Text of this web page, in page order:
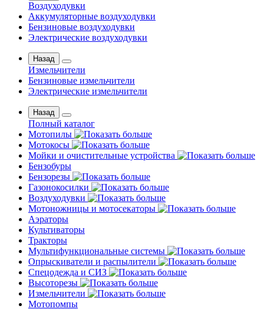
Воздуходувки
Аккумуляторные воздуходувки
Бензиновые воздуходувки
Электрические воздуходувки
Назад
Измельчители
Бензиновые измельчители
Электрические измельчители
Назад
Полный каталог
Мотопилы
Мотокосы
Мойки и очистительные устройства
Бензобуры
Бензорезы
Газонокосилки
Воздуходувки
Мотоножницы и мотосекаторы
Аэраторы
Культиваторы
Тракторы
Мультифункциональные системы
Опрыскиватели и распылители
Спецодежда и СИЗ
Высоторезы
Измельчители
Мотопомпы